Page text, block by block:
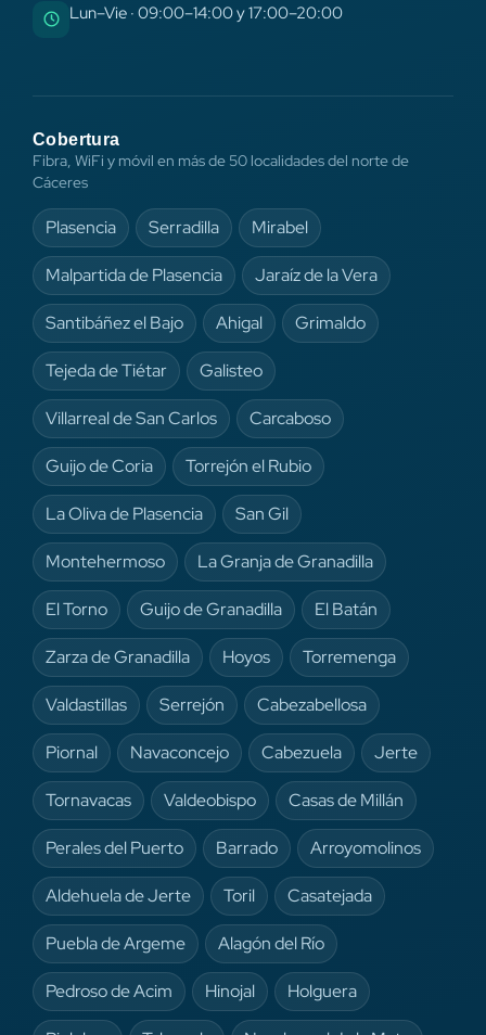
Lun–Vie · 09:00–14:00 y 17:00–20:00
Cobertura
Fibra, WiFi y móvil en más de 50 localidades del norte de
Cáceres
Plasencia Serradilla Mirabel
Malpartida de Plasencia Jaraíz de la Vera
Santibáñez el Bajo Ahigal Grimaldo
Tejeda de Tiétar Galisteo
Villarreal de San Carlos Carcaboso
Guijo de Coria Torrejón el Rubio
La Oliva de Plasencia San Gil
Montehermoso La Granja de Granadilla
El Torno Guijo de Granadilla El Batán
Zarza de Granadilla Hoyos Torremenga
Valdastillas Serrejón Cabezabellosa
Piornal Navaconcejo Cabezuela Jerte
Tornavacas Valdeobispo Casas de Millán
Perales del Puerto Barrado Arroyomolinos
Aldehuela de Jerte Toril Casatejada
Puebla de Argeme Alagón del Río
Pedroso de Acim Hinojal Holguera